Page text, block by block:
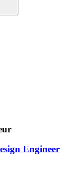
Engineer